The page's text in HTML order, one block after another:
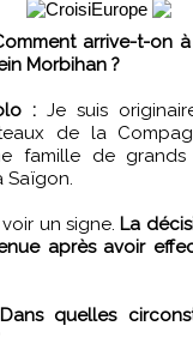
Morbihan ?
: Je suis
de la
famille de
Saïgon.
un signe. La
après avoir
quelles